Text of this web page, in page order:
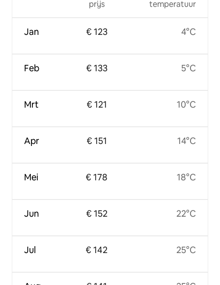
Jan
Feb
Mrt
Apr
Mei
Jun
Jul
prijs
€ 123
€ 133
€ 121
€ 151
€ 178
€ 152
€ 142
temperatuur
4°C
5°C
10°C
14°C
18°C
22°C
25°C